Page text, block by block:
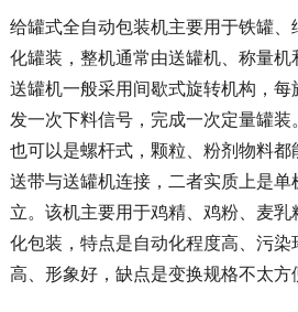
给罐式全自动包装机主要用于铁罐
化罐装，整机通常由送罐机、称量机
送罐机一般采用间歇式旋转机构，
发一次下料信号，完成一次定量罐
也可以是螺杆式，颗粒、粉剂物料
送带与送罐机连接，二者实质上是
立。该机主要用于鸡精、鸡粉、麦
化包装，特点是自动化程度高、污
高、形象好，缺点是变换规格不太方